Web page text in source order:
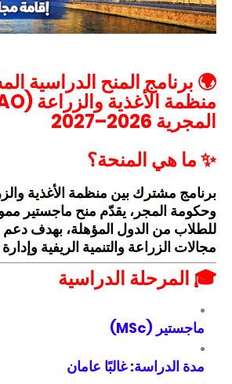
🌍 برنامج المنح الدراسية
المجرية 2026–2027
✨ ما هي المنحة؟
برنامج مشترك بين منظمة الأغذية
وحكومة المجر، يقدّم منح ماجستير
للطلاب من الدول المؤهلة، بهدف
مجالات الزراعة والتنمية الريفية
🎓 المرحلة الدراسية
ماجستير (MSc)
مدة الدراسة: غالبًا عامان